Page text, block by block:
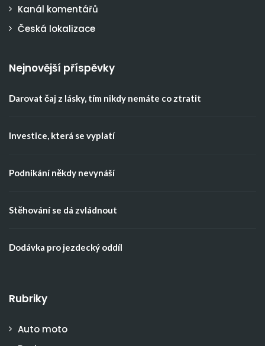
Kanál komentářů
Česká lokalizace
Nejnovější příspěvky
Darovat čaj z lásky, tím nikdy nemáte co ztratit
Investice, která se vyplatí
Podnikání někdy nevynáší
Stěhování se dá zvládnout
Dodávka pro jezdecký oddíl
Rubriky
Auto moto